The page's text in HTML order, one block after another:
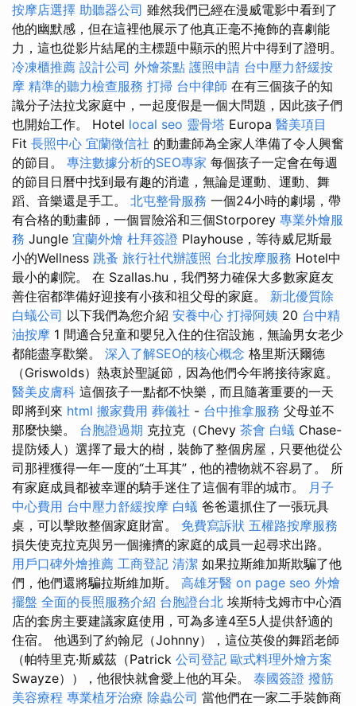
按摩店選擇 助聽器公司 雖然我們已經在漫威電影中看到了
他的幽默感，但在這裡他展示了他真正毫不掩飾的喜劇能
力，這也從影片結尾的主標題中顯示的照片中得到了證明。
冷凍櫃推薦 設計公司 外燴茶點 護照申請 台中壓力舒緩按
摩 精準的聽力檢查服務 打掃 台中律師 在有三個孩子的知
識分子法拉戈家庭中，一起度假是一個大問題，因此孩子們
也開始工作。 Hotel local seo 靈骨塔 Europa 醫美項目
Fit 長照中心 宜蘭徵信社 的動畫師為全家人準備了令人興奮
的節目。 專注數據分析的SEO專家 每個孩子一定會在每週
的節目日曆中找到最有趣的消遣，無論是運動、運動、舞
蹈、音樂還是手工。 北屯整骨服務 一個24小時的劇場，帶
有合格的動畫師，一個冒險浴和三個Storporey 專業外燴服
務 Jungle 宜蘭外燴 杜拜簽證 Playhouse，等待威尼斯最
小的Wellness 跳蚤 旅行社代辦護照 台北按摩服務 Hotel中
最小的劇院。 在 Szallas.hu，我們努力確保大多數家庭友
善住宿都準備好迎接有小孩和祖父母的家庭。 新北優質除
白蟻公司 以下我們為您介紹 安養中心 打掃阿姨 20 台中精
油按摩 1 間適合兒童和嬰兒入住的住宿設施，無論男女老少
都能盡享歡樂。 深入了解SEO的核心概念 格里斯沃爾德
（Griswolds）熱衷於聖誕節，因為他們今年將接待家庭。
醫美皮膚科 這個孩子一點都不快樂，而且隨著重要的一天
即將到來 html 搬家費用 葬儀社 - 台中推拿服務 父母並不
那麼快樂。 台胞證過期 克拉克（Chevy 茶會 白蟻 Chase-
提防矮人）選擇了最大的樹，裝飾了整個房屋，只要他從公
司那裡獲得一年一度的“土耳其”，他的禮物就不容易了。 所
有家庭成員都被幸運的騎手迷住了這個有罪的城市。
月子
中心費用 台中壓力舒緩按摩 白蟻 爸爸還抓住了一張玩具
桌，可以擊敗整個家庭財富。 免費寫訴狀 五權路按摩服務
損失使克拉克與另一個擁擠的家庭的成員一起尋求出路。
用戶口碑外燴推薦 工商登記 清潔 如果拉斯維加斯欺騙了他
們，他們還將騙拉斯維加斯。 高雄牙醫 on page seo 外燴
擺盤 全面的長照服務介紹 台胞證台北 埃斯特戈姆市中心酒
店的套房主要建議家庭使用，可為多達4至5人提供舒適的
住宿。 他遇到了約翰尼（Johnny），這位英俊的舞蹈老師
（帕特里克·斯威茲（Patrick 公司登記 歐式料理外燴方案
Swayze）），他很快就會愛上他的耳朵。 泰國簽證 撥筋
美容療程 專業植牙治療 除蟲公司 當他們在一家二手裝飾商